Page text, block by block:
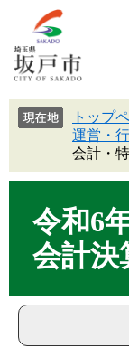
トップ
運営・
会計・
令和6
会計決